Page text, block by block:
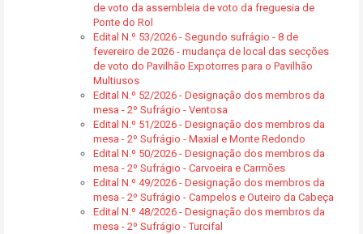
de voto da assembleia de voto da freguesia de
Ponte do Rol
Edital N.º 53/2026 - Segundo sufrágio - 8 de
fevereiro de 2026 - mudança de local das secções
de voto do Pavilhão Expotorres para o Pavilhão
Multiusos
Edital N.º 52/2026 - Designação dos membros da
mesa - 2º Sufrágio - Ventosa
Edital N.º 51/2026 - Designação dos membros da
mesa - 2º Sufrágio - Maxial e Monte Redondo
Edital N.º 50/2026 - Designação dos membros da
mesa - 2º Sufrágio - Carvoeira e Carmões
Edital N.º 49/2026 - Designação dos membros da
mesa - 2º Sufrágio - Campelos e Outeiro da Cabeça
Edital N.º 48/2026 - Designação dos membros da
mesa - 2º Sufrágio - Turcifal